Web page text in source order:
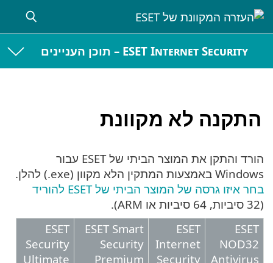
ESET Internet Security – תוכן העניינים
התקנה לא מקוונת
הורד והתקן את המוצר הביתי של ESET עבור
Windows באמצעות המתקין הלא מקוון (‎.exe) להלן.
בחר איזו גרסה של המוצר הביתי של ESET להוריד
(32 סיביות, 64 סיביות או ARM).
ESET
NOD32
Antivirus
ESET
Internet
Security
ESET Smart
Security
Premium
ESET
Security
Ultimate